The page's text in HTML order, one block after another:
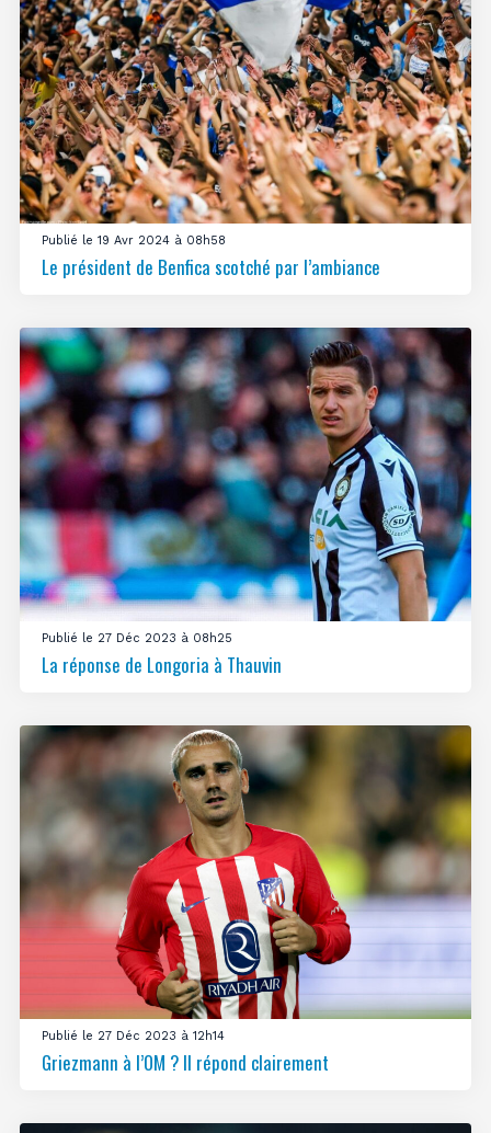
Publié le 19 Avr 2024 à 08h58
Le président de Benfica scotché par l’ambiance
Publié le 27 Déc 2023 à 08h25
La réponse de Longoria à Thauvin
Publié le 27 Déc 2023 à 12h14
Griezmann à l’OM ? Il répond clairement